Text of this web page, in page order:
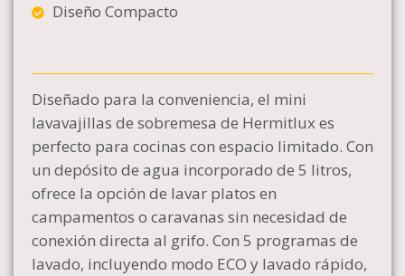
Diseño Compacto
Diseñado para la conveniencia, el mini
lavavajillas de sobremesa de Hermitlux es
perfecto para cocinas con espacio limitado. Con
un depósito de agua incorporado de 5 litros,
ofrece la opción de lavar platos en
campamentos o caravanas sin necesidad de
conexión directa al grifo. Con 5 programas de
lavado, incluyendo modo ECO y lavado rápido,